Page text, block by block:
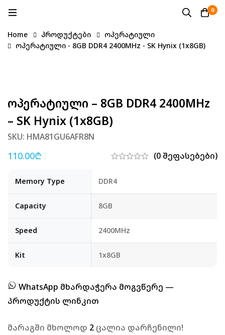
0
Home პროდუქტები
ოპერატიული
ოპერატიული - 8GB DDR4 2400MHz - SK Hynix (1x8GB)
Ოპერატიული – 8GB DDR4 2400MHz
– SK Hynix (1x8GB)
SKU: HMA81GU6AFR8N
110.00₾ (0 შეფასებები)
Memory Type DDR4
Capacity 8GB
Speed 2400MHz
Kit 1x8GB
WhatsApp მხარდაჭერა მოგვწერე —
პროდუქტის ლინკით
მარაგში მხოლოდ 2 ცალია დარჩენილი!